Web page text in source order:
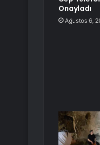
Onayladı
Ağustos 6,